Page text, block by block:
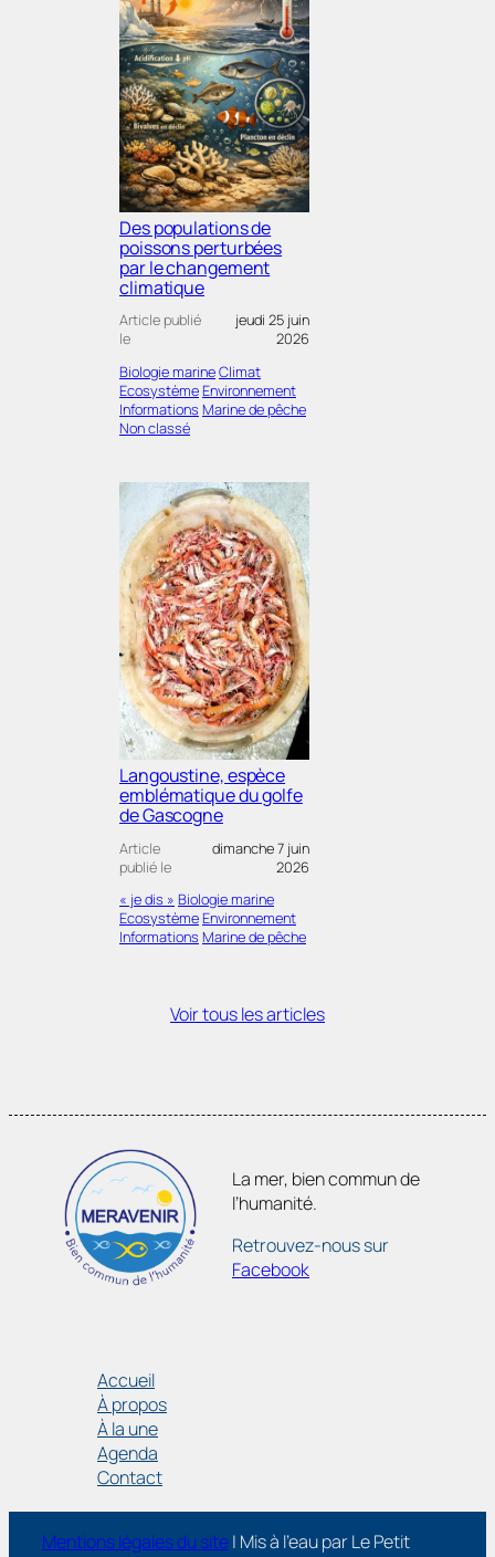
Des populations de
poissons perturbées
par le changement
climatique
Article publié
le
jeudi 25 juin
2026
Biologie marineClimat
EcosystèmeEnvironnement
Informations Marine de pêche
Non classé
Langoustine, espèce
emblématique du golfe
de Gascogne
Article
publié le
dimanche 7 juin
2026
« je dis » Biologie marine
EcosystèmeEnvironnement
Informations Marine de pêche
Voir tous les articles
La mer, bien commun de
l’humanité.
Retrouvez-nous sur
Facebook
Accueil
À propos
À la une
Agenda
Contact
Mentions légales du site| Mis à l’eau par Le Petit